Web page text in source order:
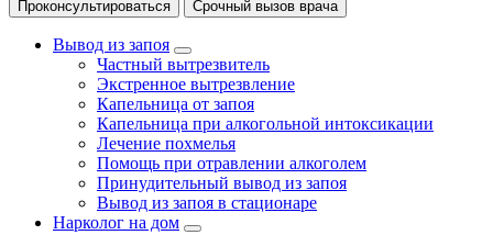
Проконсультироваться Срочный вызов врача
Вывод из запоя
Частный вытрезвитель
Экстренное вытрезвление
Капельница от запоя
Капельница при алкогольной интоксикации
Лечение похмелья
Помощь при отравлении алкоголем
Принудительный вывод из запоя
Вывод из запоя в стационаре
Нарколог на дом